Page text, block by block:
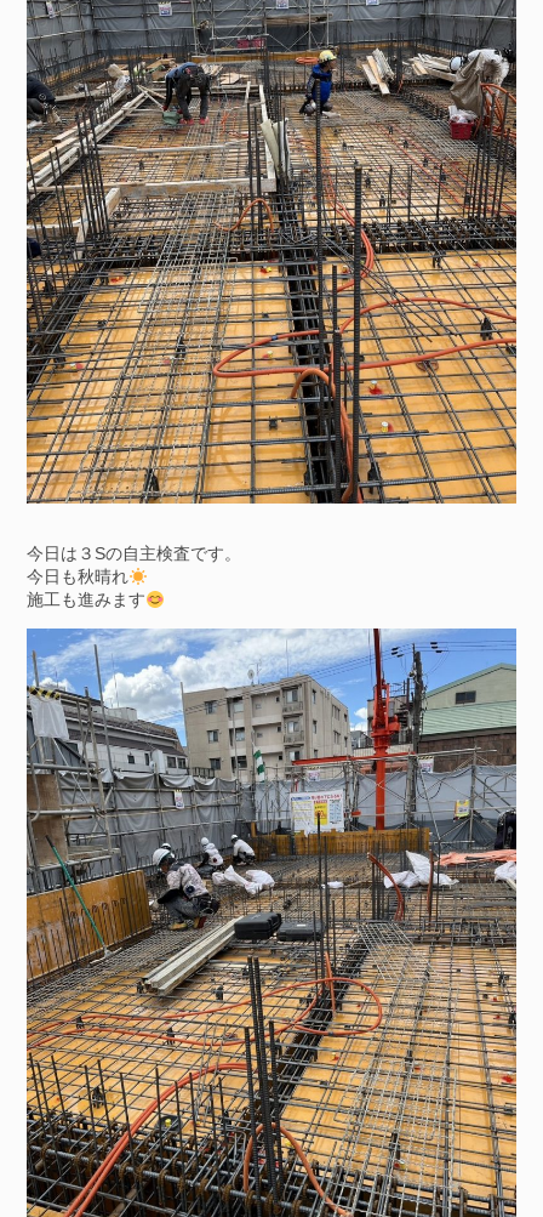
今日は３Sの自主検査です。
今日も秋晴れ
施工も進みます